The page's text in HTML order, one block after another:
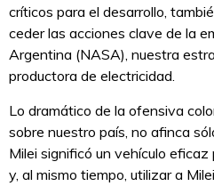
críticos para el desarrollo,
ceder las acciones clave de la
Argentina (NASA), nuestra
productora de electricidad.
Lo dramático de la ofensiva
sobre nuestro país, no afinca
Milei significó un vehículo
y, al mismo tiempo, utilizar a